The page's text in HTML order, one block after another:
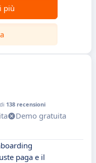
più
138 recensioni
Demo gratuita
paga e il